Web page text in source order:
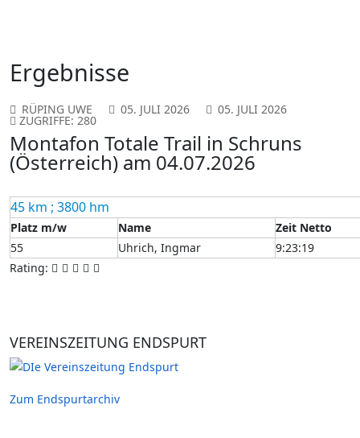
Ergebnisse
RÜPING UWE 05. JULI 2026 05. JULI 2026
ZUGRIFFE: 280
Montafon Totale Trail in Schruns
(Österreich) am 04.07.2026
45 km ; 3800 hm
Platz m/w Name
Zeit Netto
55
Uhrich, Ingmar
9:23:19
Rating:
VEREINSZEITUNG ENDSPURT
Zum Endspurtarchiv